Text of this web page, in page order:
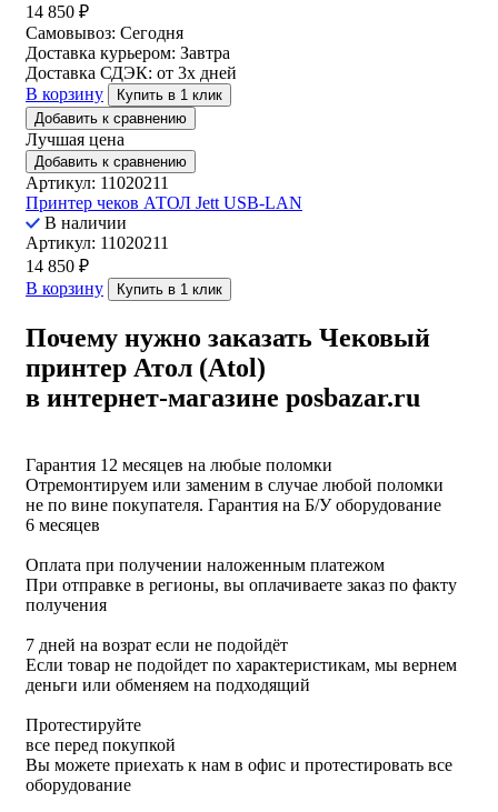
14 850 ₽
Самовывоз: Сегодня
Доставка курьером: Завтра
Доставка СДЭК: от 3х дней
В корзину
Купить в 1 клик
Добавить к сравнению
Лучшая цена
Добавить к сравнению
Артикул: 11020211
Принтер чеков АТОЛ Jett USB-LAN
В наличии
Артикул: 11020211
14 850 ₽
В корзину
Купить в 1 клик
Почему нужно заказать Чековый
принтер Атол (Atol)
в интернет-магазине posbazar.ru
Гарантия 12 месяцев на любые поломки
Отремонтируем или заменим в случае любой поломки
не по вине покупателя. Гарантия на Б/У оборудование
6 месяцев
Оплата при получении наложенным платежом
При отправке в регионы, вы оплачиваете заказ по факту
получения
7 дней на возрат если не подойдёт
Если товар не подойдет по характеристикам, мы вернем
деньги или обменяем на подходящий
Протестируйте
все перед покупкой
Вы можете приехать к нам в офис и протестировать все
оборудование